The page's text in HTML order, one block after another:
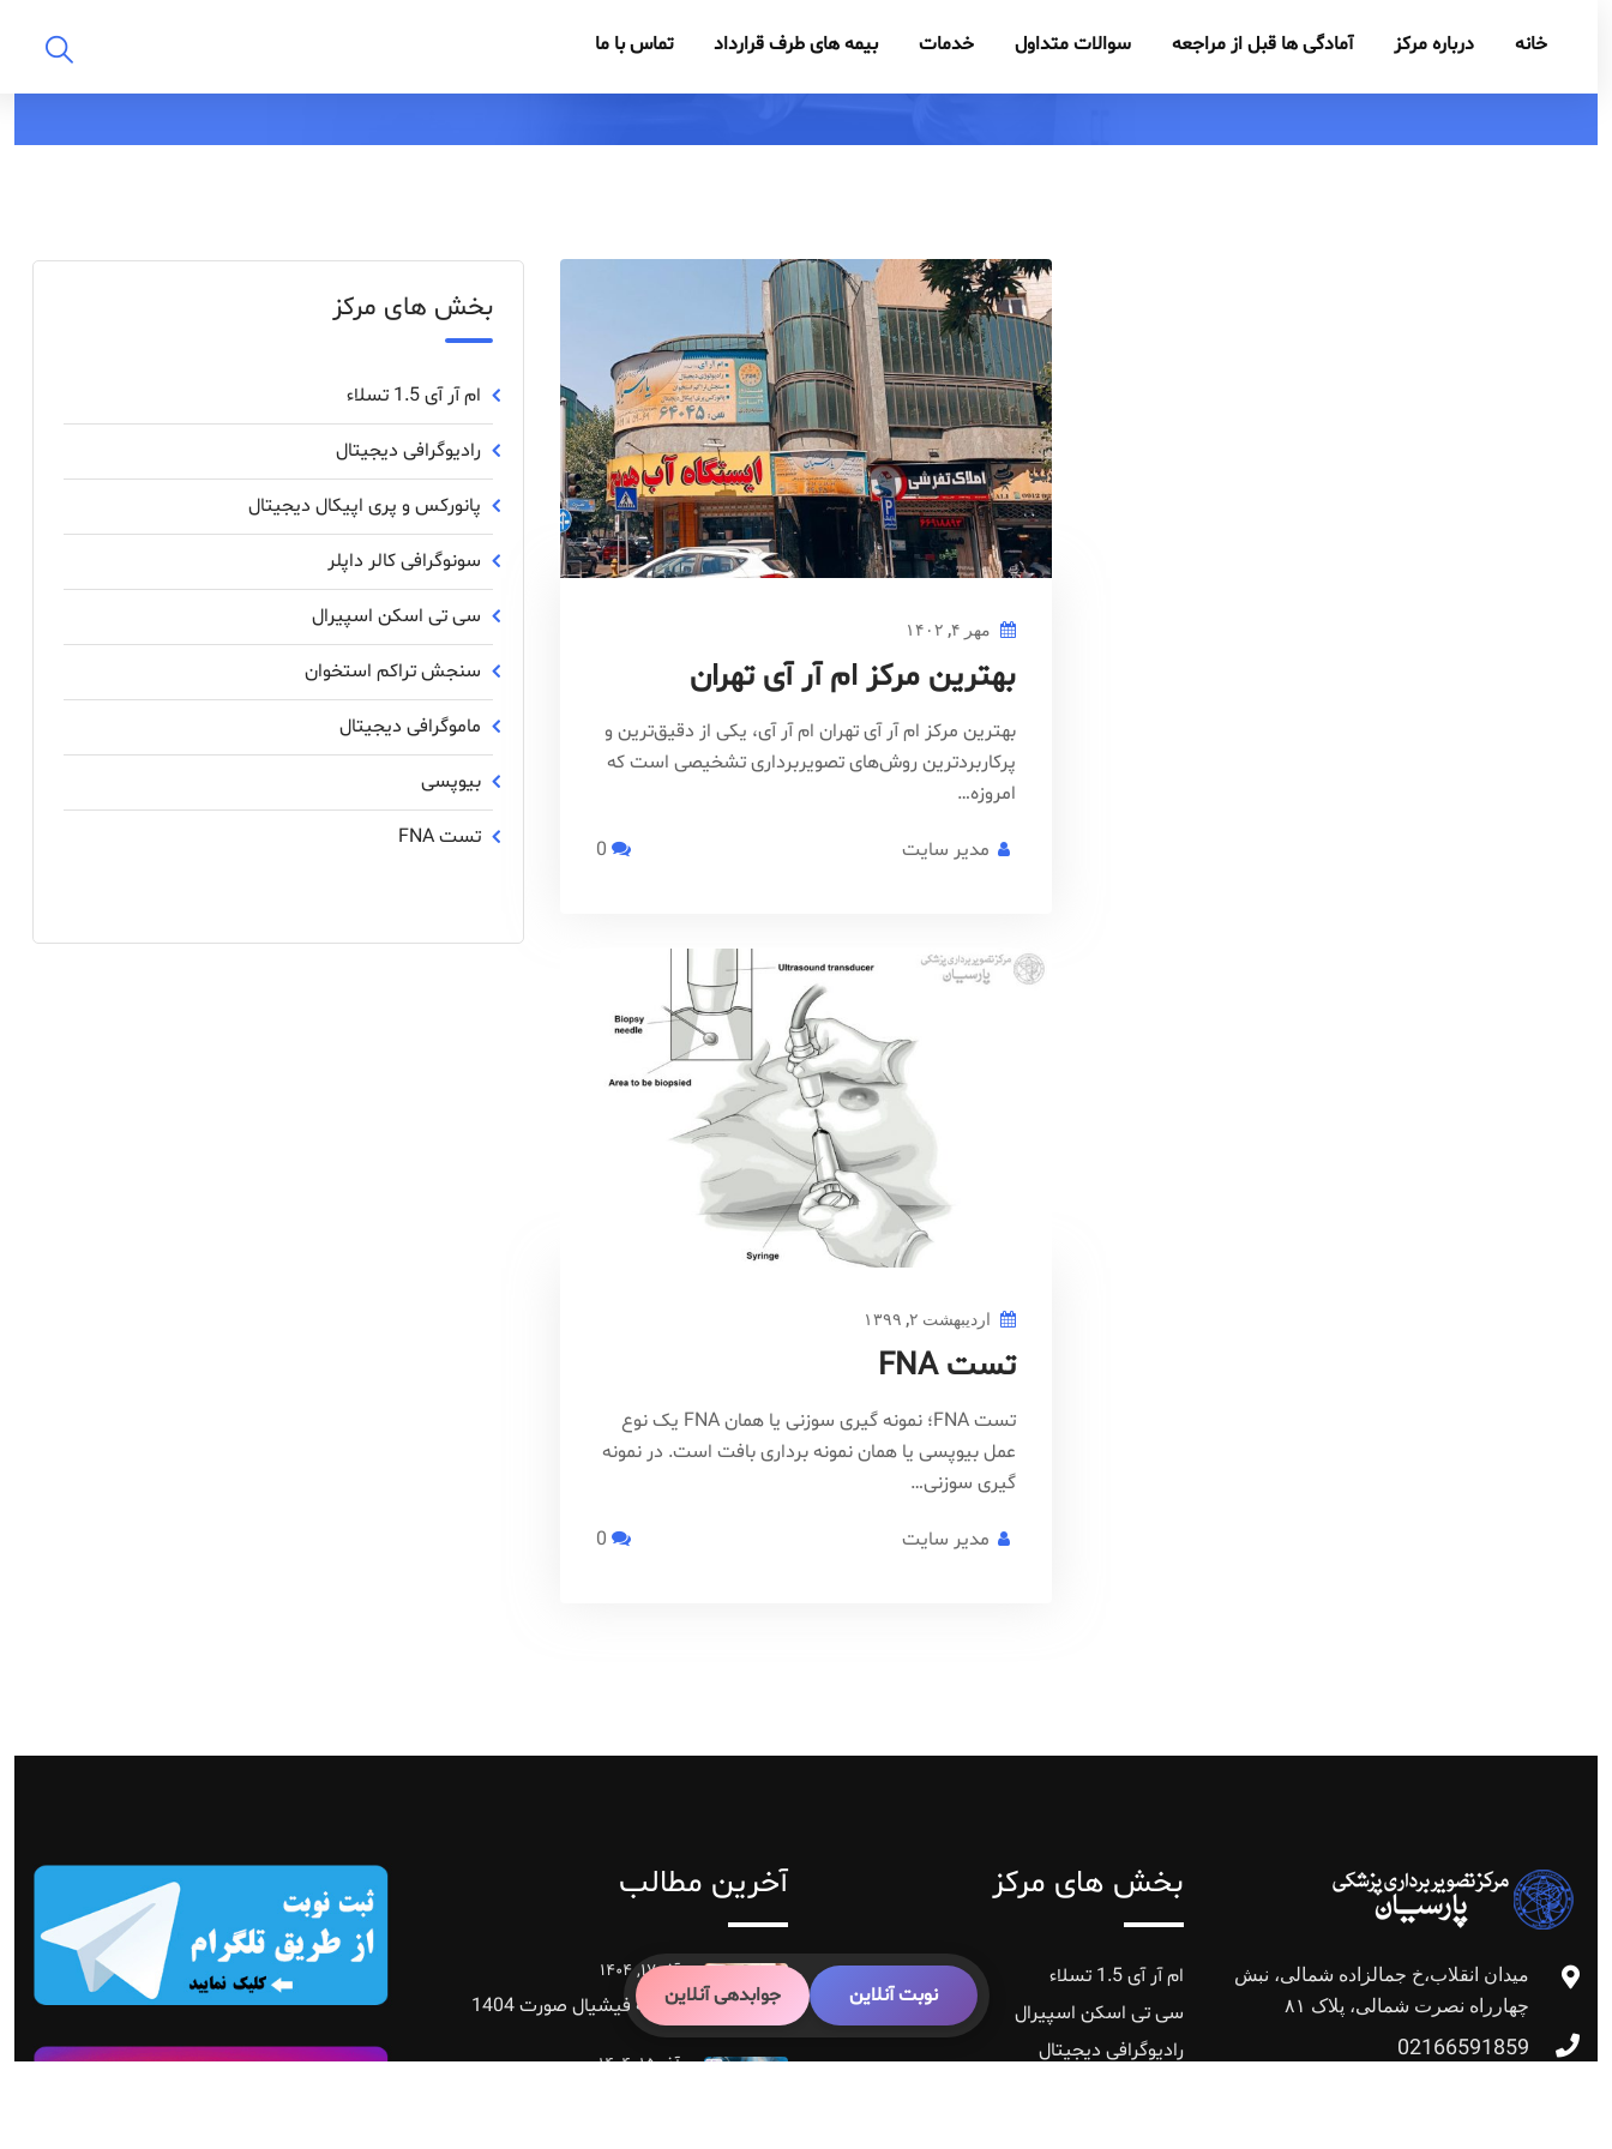
نوبت آنلاین جوابدهی آنلاین
خانه درباره مرکز آمادگی ها قبل از مراجعه سوالات متداول خدمات بیمه های طرف قرارداد تماس با ما
مهر ۴, ۱۴۰۲
بهترین مرکز ام آر آی تهران
بهترین مرکز ام آر آی تهران ام آر آی، یکی از دقیق‌ترین و
پرکاربردترین روش‌های تصویربرداری تشخیصی است که
امروزه…
مدیر سایت
اردیبهشت ۲, ۱۳۹۹
تست FNA
تست FNA؛ نمونه گیری سوزنی یا همان FNA یک نوع
عمل بیوپسی یا همان نمونه برداری بافت است. در نمونه
گیری سوزنی…
مدیر سایت
بخش های مرکز
ام آر آی 1.5 تسلاء
رادیوگرافی دیجیتال
پانورکس‌ و ‌پری ‌اپیکال ‌دیجیتال
سونوگرافی کالر داپلر
سی تی اسکن اسپیرال
سنجش تراکم استخوان
ماموگرافی دیجیتال
بیوپسی
تست FNA
میدان انقلاب،خ جمالزاده شمالی، نبش
چهارراه نصرت شمالی، پلاک ۸۱
02166591859
بخش های مرکز
ام آر آی 1.5 تسلاء
سی تی اسکن اسپیرال
رادیوگرافی دیجیتال
آخرین مطالب
آذر ۱۷, ۱۴۰۴
هزینه فیشیال صورت 1404
آذر ۱۵, ۱۴۰۴